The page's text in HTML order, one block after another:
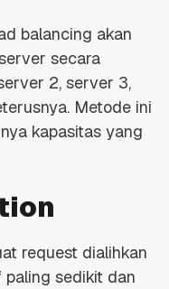
balancing akan
secara
2, server 3,
Metode ini
kapasitas yang
request dialihkan
sedikit dan